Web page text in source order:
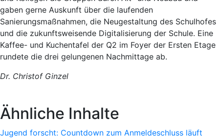
gaben gerne Auskunft über die laufenden
Sanierungsmaßnahmen, die Neugestaltung des Schulhofes
und die zukunftsweisende Digitalisierung der Schule. Eine
Kaffee- und Kuchentafel der Q2 im Foyer der Ersten Etage
rundete die drei gelungenen Nachmittage ab.
Dr. Christof Ginzel
Ähnliche Inhalte
Jugend forscht: Countdown zum Anmeldeschluss läuft